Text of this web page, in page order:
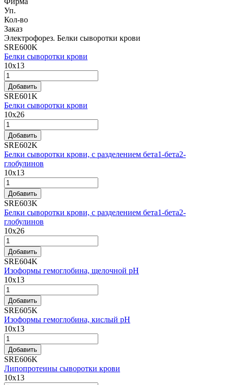
Уп.
Кол-во
Заказ
Электрофорез. Белки сыворотки крови
SRE600K
Белки сыворотки крови
10x13
Добавить
SRE601K
Белки сыворотки крови
10x26
Добавить
SRE602K
Белки сыворотки крови, с разделением бета1-бета2-
глобулинов
10x13
Добавить
SRE603K
Белки сыворотки крови, с разделением бета1-бета2-
глобулинов
10x26
Добавить
SRE604K
Изоформы гемоглобина, щелочной pH
10x13
Добавить
SRE605K
Изоформы гемоглобина, кислый pH
10x13
Добавить
SRE606K
Липопротеины сыворотки крови
10x13